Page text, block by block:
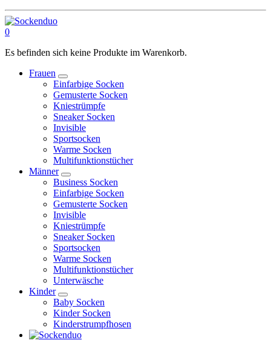
0
Es befinden sich keine Produkte im Warenkorb.
Frauen
Einfarbige Socken
Gemusterte Socken
Kniestrümpfe
Sneaker Socken
Invisible
Sportsocken
Warme Socken
Multifunktionstücher
Männer
Business Socken
Einfarbige Socken
Gemusterte Socken
Invisible
Kniestrümpfe
Sneaker Socken
Sportsocken
Warme Socken
Multifunktionstücher
Unterwäsche
Kinder
Baby Socken
Kinder Socken
Kinderstrumpfhosen